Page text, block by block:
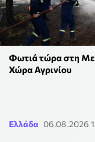
Φωτιά τώρα στη
Χώρα Αγρινίου
Ελλάδα 06.08.2026